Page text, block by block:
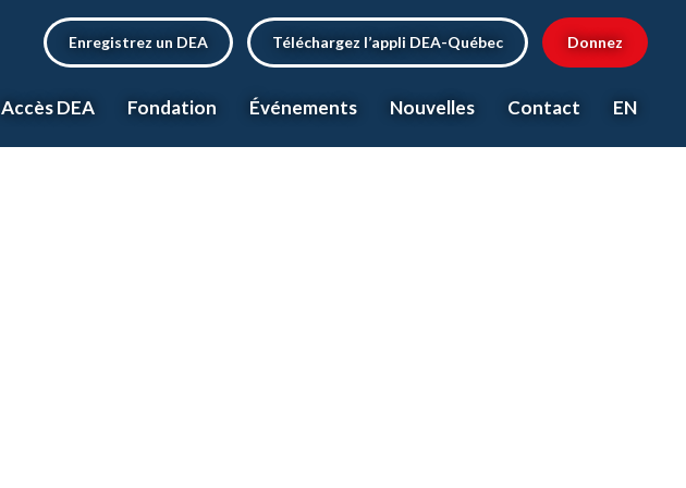
Enregistrez un DEA Téléchargez l’appli DEA-Québec Donnez
Accès DEA Fondation Événements Nouvelles Contact EN